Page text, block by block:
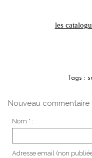
les
Tags :
Nouveau commentaire :
Nom * :
Adresse email (non